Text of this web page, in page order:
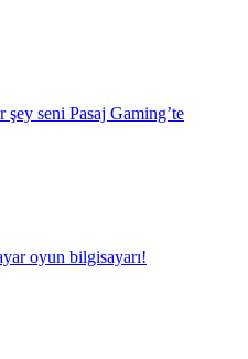
seni Pasaj Gaming’te
oyun bilgisayarı!